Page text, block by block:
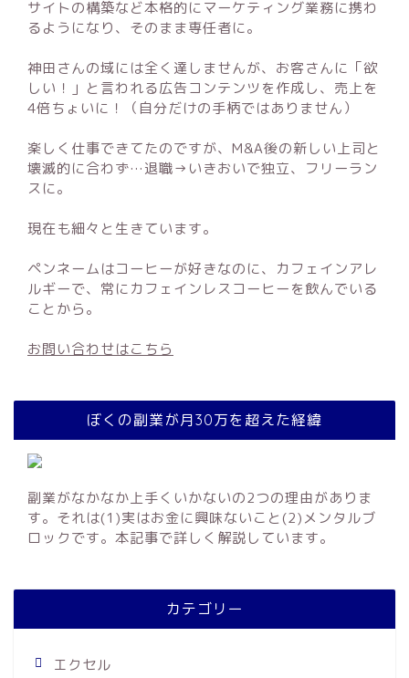
サイトの構築など本格的にマーケティング業務に携わ
るようになり、そのまま専任者に。
神田さんの域には全く達しませんが、お客さんに「欲
しい！」と言われる広告コンテンツを作成し、売上を
4倍ちょいに！（自分だけの手柄ではありません）
楽しく仕事できてたのですが、M&A後の新しい上司と
壊滅的に合わず…退職→いきおいで独立、フリーラン
スに。
現在も細々と生きています。
ペンネームはコーヒーが好きなのに、カフェインアレ
ルギーで、常にカフェインレスコーヒーを飲んでいる
ことから。
お問い合わせはこちら
ぼくの副業が月30万を超えた経緯
副業がなかなか上手くいかないの2つの理由がありま
す。それは(1)実はお金に興味ないこと(2)メンタルブ
ロックです。本記事で詳しく解説しています。
カテゴリー
エクセル